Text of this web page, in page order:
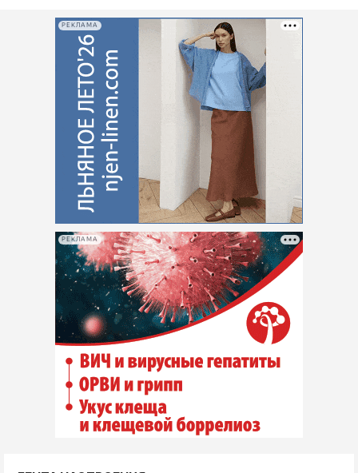
РЕКЛАМА
РЕКЛАМА